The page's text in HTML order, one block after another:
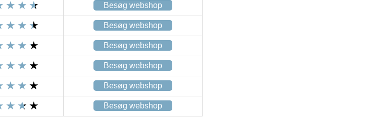
Besøg webshop
Besøg webshop
Besøg webshop
Besøg webshop
Besøg webshop
Besøg webshop